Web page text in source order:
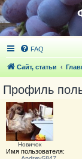
FAQ
Сайт, статьи
Профиль
Новичoк
Имя пользователя: